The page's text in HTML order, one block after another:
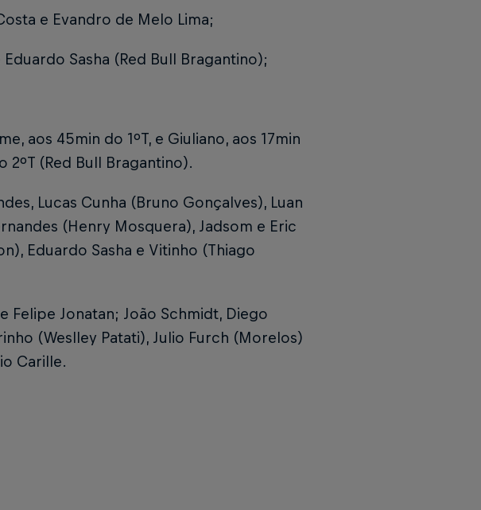
e Evandro de Melo Lima;
Sasha (Red Bull Bragantino);
aos 45min do 1ºT, e Giuliano, aos 17min
2ºT (Red Bull Bragantino).
Lucas Cunha (Bruno Gonçalves), Luan
(Henry Mosquera), Jadsom e Eric
Eduardo Sasha e Vitinho (Thiago
Felipe Jonatan; João Schmidt, Diego
(Weslley Patati), Julio Furch (Morelos)
Carille.